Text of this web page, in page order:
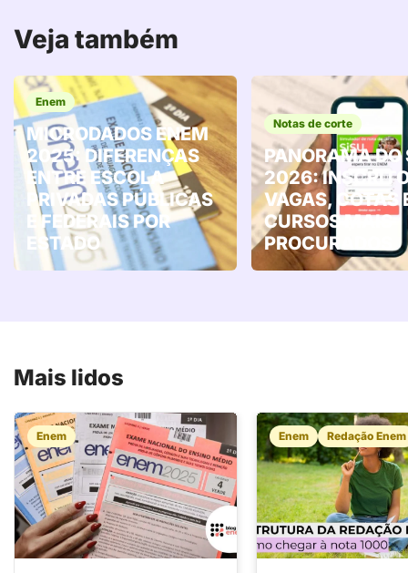
Veja também
Enem
MICRODADOS ENEM
2025: DIFERENÇAS
ENTRE ESCOLA
PRIVADAS PÚBLICAS
E FEDERAIS POR
ESTADO
Notas de corte
PANORAMA DO
2026:
VAGAS, COTAS
CURSOS MAIS
PROCURADOS
Mais lidos
Enem Enem Redação Enem